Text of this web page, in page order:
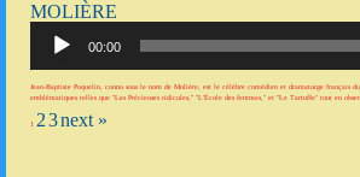
MOLIÈRE
00:00
Jean-Baptiste Poquelin, connu sous le nom de Molière, est le célèbre comédien et dramaturge français
emblématiques telles que "Les Précieuses ridicules," "L'École des femmes," et "Le Tartuffe" tout en
1 23next »